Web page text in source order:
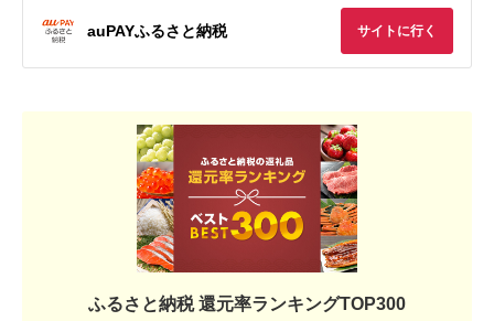
auPAYふるさと納税 サイトに行く
ふるさと納税 還元率ランキングTOP300